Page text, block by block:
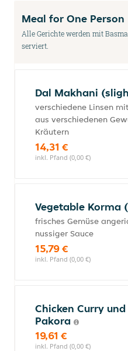
Meal for One Person
Alle Gerichte werden mit
serviert.
Dal Makhani
verschiedene Linsen
aus verschiedenen
Kräutern
14,31 €
inkl. Pfand (0,00 €)
Vegetable Korma
frisches Gemüse
nussiger Sauce
15,79 €
inkl. Pfand (0,00 €)
Chicken Curry
Pakora
19,61 €
inkl. Pfand (0,00 €)